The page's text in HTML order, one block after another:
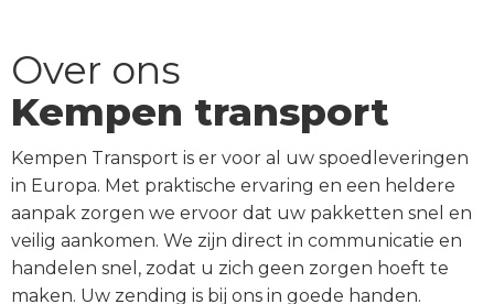
Over ons
Kempen transport
Kempen Transport is er voor al uw spoedleveringen
in Europa. Met praktische ervaring en een heldere
aanpak zorgen we ervoor dat uw pakketten snel en
veilig aankomen. We zijn direct in communicatie en
handelen snel, zodat u zich geen zorgen hoeft te
maken. Uw zending is bij ons in goede handen.